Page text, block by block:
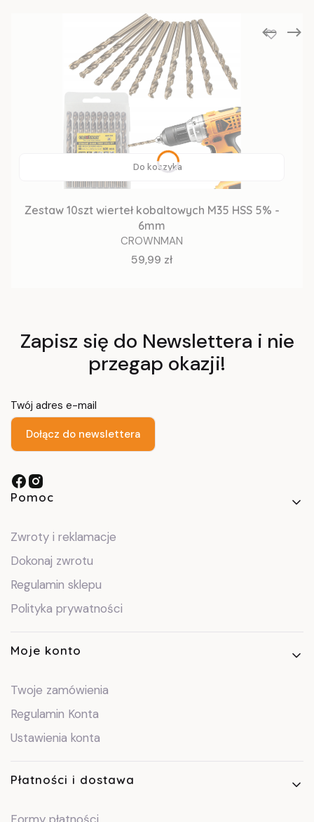
Do koszyka
Zestaw 10szt wierteł kobaltowych M35 HSS 5% -
6mm
CROWNMAN
Cena
59,99 zł
Zapisz się do Newslettera i nie
przegap okazji!
Twój adres e-mail
Dołącz do newslettera
Linki w stopce
Pomoc
Zwroty i reklamacje
Dokonaj zwrotu
Regulamin sklepu
Polityka prywatności
Moje konto
Twoje zamówienia
Regulamin Konta
Ustawienia konta
Płatności i dostawa